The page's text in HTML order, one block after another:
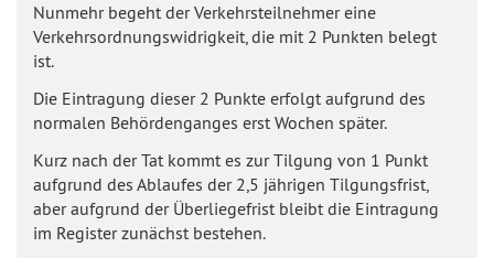
Nunmehr begeht der Verkehrsteilnehmer eine
Verkehrsordnungswidrigkeit, die mit 2 Punkten belegt
ist.
Die Eintragung dieser 2 Punkte erfolgt aufgrund des
normalen Behördenganges erst Wochen später.
Kurz nach der Tat kommt es zur Tilgung von 1 Punkt
aufgrund des Ablaufes der 2,5 jährigen Tilgungsfrist,
aber aufgrund der Überliegefrist bleibt die Eintragung
im Register zunächst bestehen.